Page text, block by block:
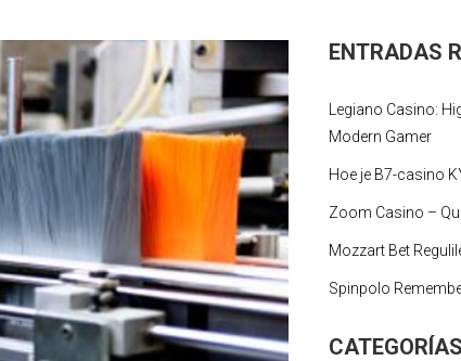
ENTRADAS
Legiano Casino:
Modern Gamer
Hoe je B7-casino
Zoom Casino –
Mozzart Bet
Spinpolo
CATEGORÍAS